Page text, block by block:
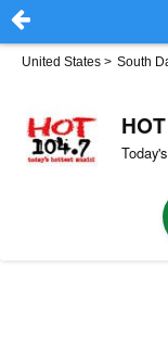
United States > South